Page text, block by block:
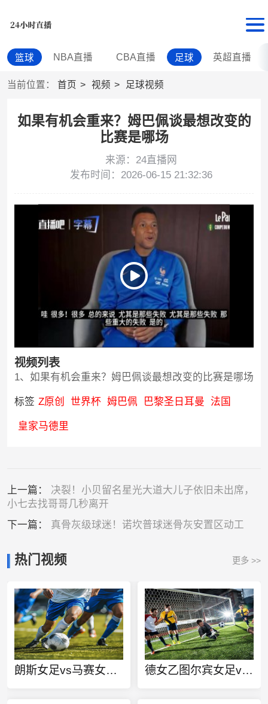
篮球 NBA直播 CBA直播 足球 英超直播
当前位置： 首页 视频 足球视频
如果有机会重来？姆巴佩谈最想改变的
比赛是哪场
来源：24直播网
发布时间：2026-06-15 21:32:36
视频列表
1、如果有机会重来？姆巴佩谈最想改变的比赛是哪场
标签 Z原创 世界杯 姆巴佩 巴黎圣日耳曼 法国
皇家马德里
上一篇： 决裂！小贝留名星光大道大儿子依旧未出席，
小七去找哥哥几秒离开
下一篇： 真骨灰级球迷！诺坎普球迷骨灰安置区动工
热门视频 更多 >>
朗斯女足vs马赛女足直播 德女乙图尔宾女足vs门兴格拉德巴赫女足在线观看